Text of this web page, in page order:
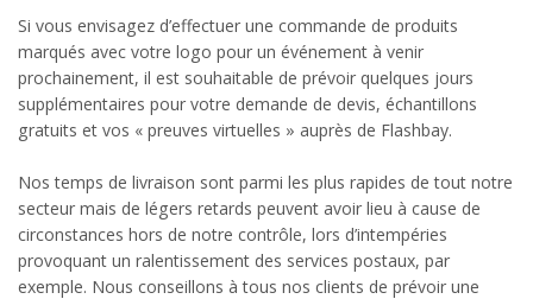
Si vous envisagez d’effectuer une commande de produits
marqués avec votre logo pour un événement à venir
prochainement, il est souhaitable de prévoir quelques jours
supplémentaires pour votre demande de devis, échantillons
gratuits et vos « preuves virtuelles » auprès de Flashbay.
Nos temps de livraison sont parmi les plus rapides de tout notre
secteur mais de légers retards peuvent avoir lieu à cause de
circonstances hors de notre contrôle, lors d’intempéries
provoquant un ralentissement des services postaux, par
exemple. Nous conseillons à tous nos clients de prévoir une